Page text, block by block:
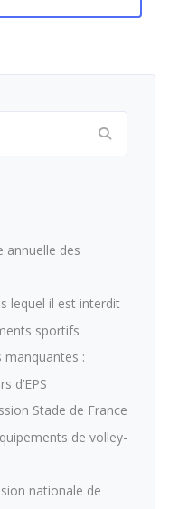
annuelle des
lequel il est interdit
sportifs
manquantes :
d’EPS
Stade de France
de volley-
nationale de